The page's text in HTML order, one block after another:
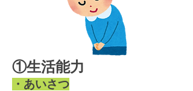
​①生活能力
・あいさつ